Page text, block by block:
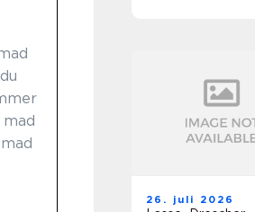
26. juli 2026